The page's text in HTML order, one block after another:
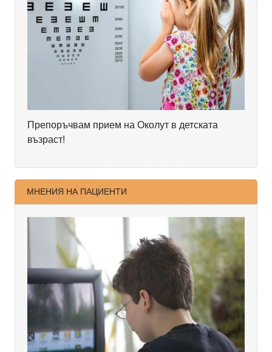
Препоръчвам прием на Околут в детската
възраст!
МНЕНИЯ НА ПАЦИЕНТИ